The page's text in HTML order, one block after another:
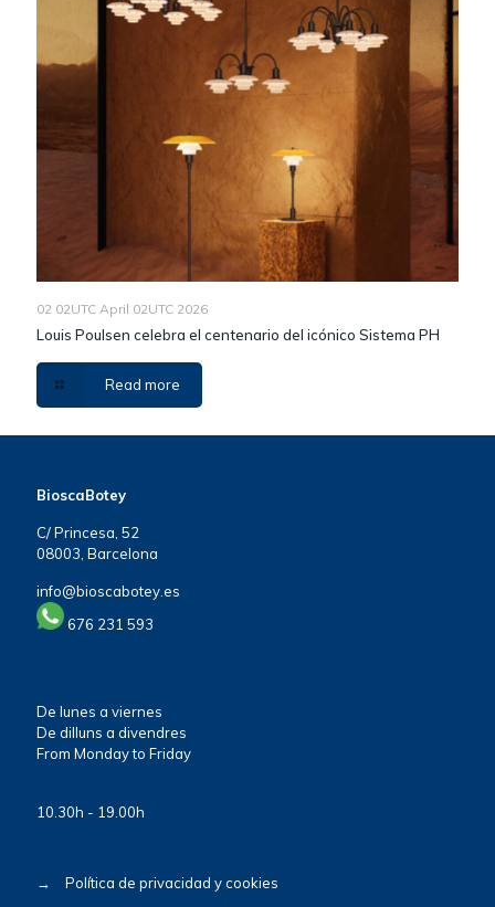
02 02UTC April 02UTC 2026
Louis Poulsen celebra el centenario del icónico Sistema PH
Read more
BioscaBotey
C/ Princesa, 52
08003, Barcelona
info@bioscabotey.es
676 231 593
De lunes a viernes
De dilluns a divendres
From Monday to Friday
10.30h - 19.00h
→
Política de privacidad y cookies